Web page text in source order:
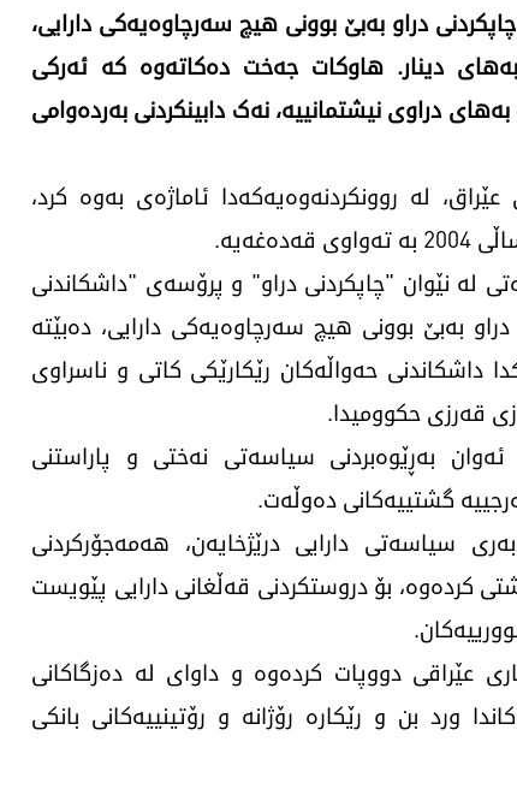
دراو بەبێ بوونی هیچ سەرچاوەیەکی دارایی،
دینار. هاوکات جەخت دەکاتەوە کە ئەرکی
دراوی نیشتمانییە، نەک دابینکردنی بەردەوامی
2026، بانکی ناوەندیی عێراق، لە روونکردنەوەیەکەدا ئاماژەی بەوە کرد،
لە نێوان "چاپکردنی دراو" و پرۆسەی "داشکاندنی
بەبێ بوونی هیچ سەرچاوەیەکی دارایی، دەبێتە
داشکاندنی حەواڵەکان رێکارێکی کاتی و ناسراوی
قەرزی حکوومیدا.
بەڕێوەبردنی سیاسەتی نەختی و پاراستنی
گشتییەکانی دەوڵەت.
سیاسەتی دارایی درێژخایەن، هەمەجۆرکردنی
کردەوە، بۆ دروستکردنی قەڵغانی دارایی پێویست
عێراقی دووپات کردەوە و داوای لە دەزگاکانی
ورد بن و رێکارە رۆژانە و رۆتینییەکانی بانکی